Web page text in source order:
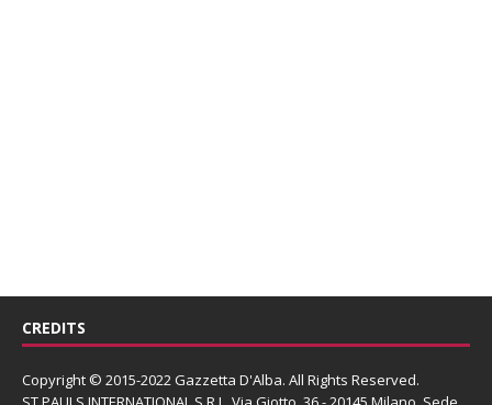
CREDITS
Copyright © 2015-2022 Gazzetta D'Alba. All Rights Reserved.